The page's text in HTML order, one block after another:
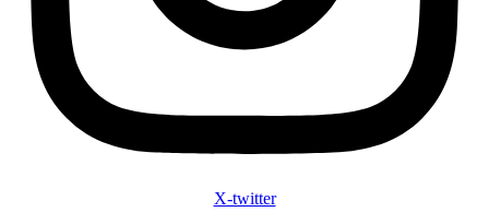
X-twitter